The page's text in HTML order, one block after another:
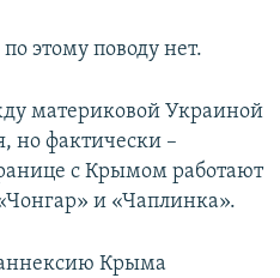
этому поводу нет.
материковой Украиной
но фактически –
с Крымом работают
и «Чаплинка».
Крыма